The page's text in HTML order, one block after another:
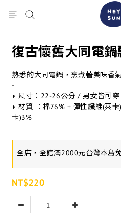
復古懷舊大同電
熟悉的大同電鍋，烹煮著美味香
-
◗ 尺寸：22-26公分 / 男女皆可穿
◗ 材質 ：棉76% + 彈性纖維(萊
卡)3%
全店，全館滿2000元台灣本島
NT$220